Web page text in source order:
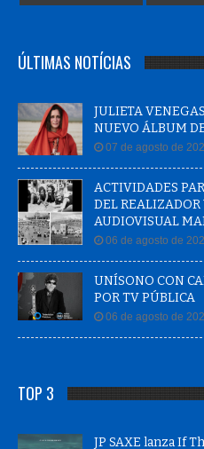
ÚLTIMAS NOTÍCIAS
JULIETA
NUEVO ÁLBUM
07 de agosto de
ACTIVIDADES
DEL
AUDIOVISUAL
06 de agosto de
UNÍSONO CON
POR TV PÚBLICA
06 de agosto de
TOP 3
JP SAXE lanza If